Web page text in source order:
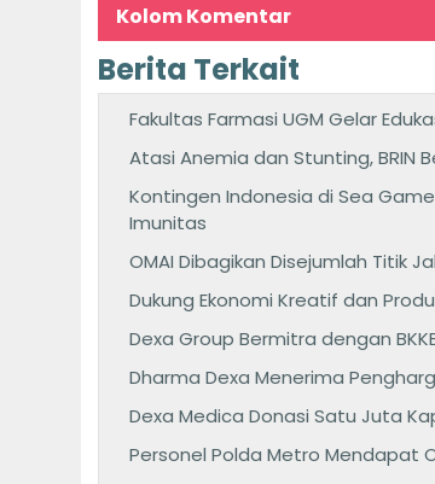
Kolom Komentar
Berita Terkait
Fakultas Farmasi UGM Gelar
Atasi Anemia dan Stunting, BRIN
Kontingen Indonesia di Sea
Imunitas
OMAI Dibagikan Disejumlah Titik
Dukung Ekonomi Kreatif dan
Dexa Group Bermitra dengan
Dharma Dexa Menerima
Dexa Medica Donasi Satu Juta
Personel Polda Metro Mendapat